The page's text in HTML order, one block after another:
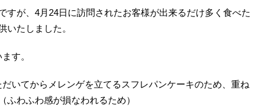
すが、4月24日に訪問されたお客様が出来るだけ多く食べた
いたしました。
す。
いてからメレンゲを立てるスフレパンケーキのため、重ね
ふわふわ感が損なわれるため）